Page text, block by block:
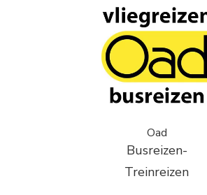
Oad
Busreizen-
Treinreizen